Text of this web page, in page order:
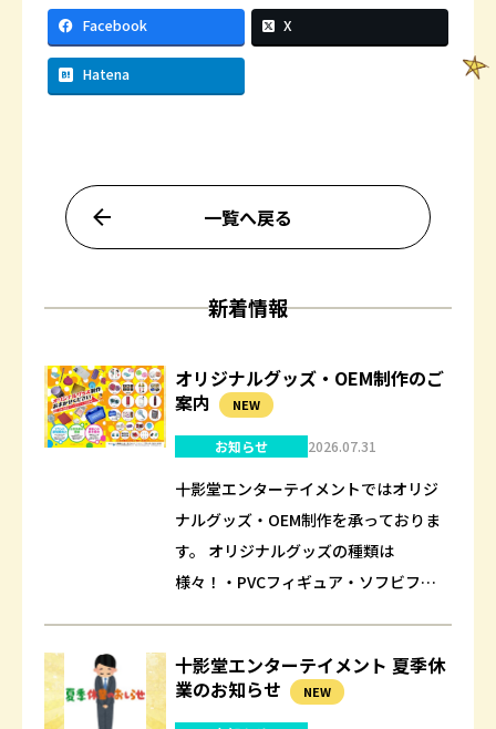
Facebook X
Hatena
一覧へ戻る
新着情報
オリジナルグッズ・OEM制作のご
案内
NEW
お知らせ 2026.07.31
十影堂エンターテイメントではオリジ
ナルグッズ・OEM制作を承っておりま
す。 オリジナルグッズの種類は
様々！・PVCフィギュア・ソフビフィ
マウスパッド・マ…
十影堂エンターテイメント 夏季休
業のお知らせ
NEW